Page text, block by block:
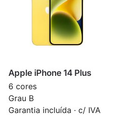
Apple iPhone 14 Plus
6 cores
Grau B
Garantia incluída · c/ IVA